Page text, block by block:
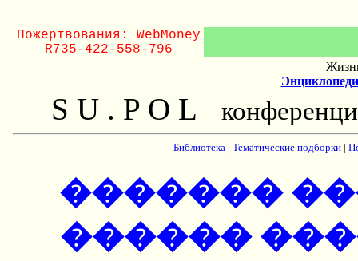
Пожертвования: WebMoney
R735-422-558-796
S U . P O L
Библиотека| Тематические подборки|
�������
������